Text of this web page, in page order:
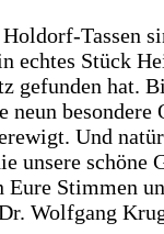
Tassen
echtes Stück
gefunden hat.
besondere
Und
unsere schöne
Stimmen
Wolfgang